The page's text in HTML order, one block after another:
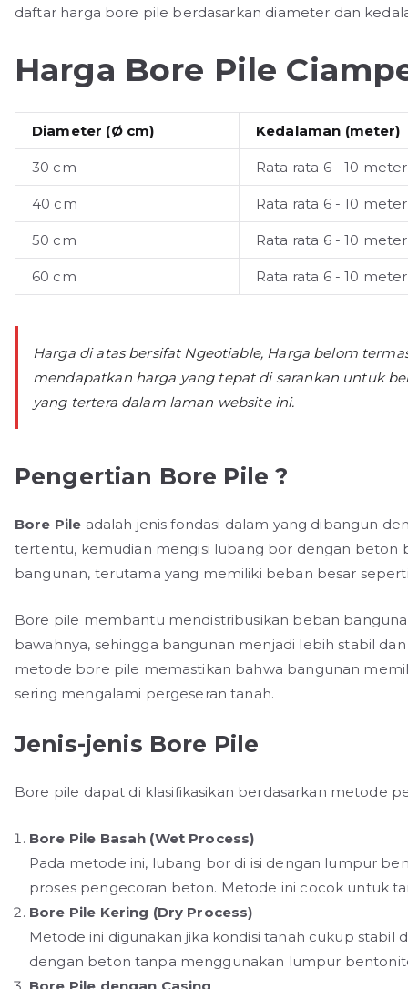
daftar harga bore pile berdasarkan diameter dan
Harga Bore Pile
Diameter (Ø cm) Kedalaman (meter)
30 cm Rata rata 6 - 10 meter
40 cm Rata rata 6 - 10 meter
50 cm Rata rata 6 - 10 meter
60 cm Rata rata 6 - 10 meter
Harga di atas bersifat Ngeotiable, Harga belom
mendapatkan harga yang tepat di sarankan untuk
yang tertera dalam laman website ini.
Pengertian Bore Pile ?
Bore Pile adalah jenis fondasi dalam yang dibangun
tertentu, kemudian mengisi lubang bor dengan beton
bangunan, terutama yang memiliki beban besar
Bore pile membantu mendistribusikan beban
bawahnya, sehingga bangunan menjadi lebih stabil
metode bore pile memastikan bahwa bangunan
sering mengalami pergeseran tanah.
Jenis-jenis Bore Pile
Bore pile dapat di klasifikasikan berdasarkan metode
Bore Pile Basah (Wet Process)
Pada metode ini, lubang bor di isi dengan lumpur
proses pengecoran beton. Metode ini cocok untuk
Bore Pile Kering (Dry Process)
Metode ini digunakan jika kondisi tanah cukup stabil
dengan beton tanpa menggunakan lumpur